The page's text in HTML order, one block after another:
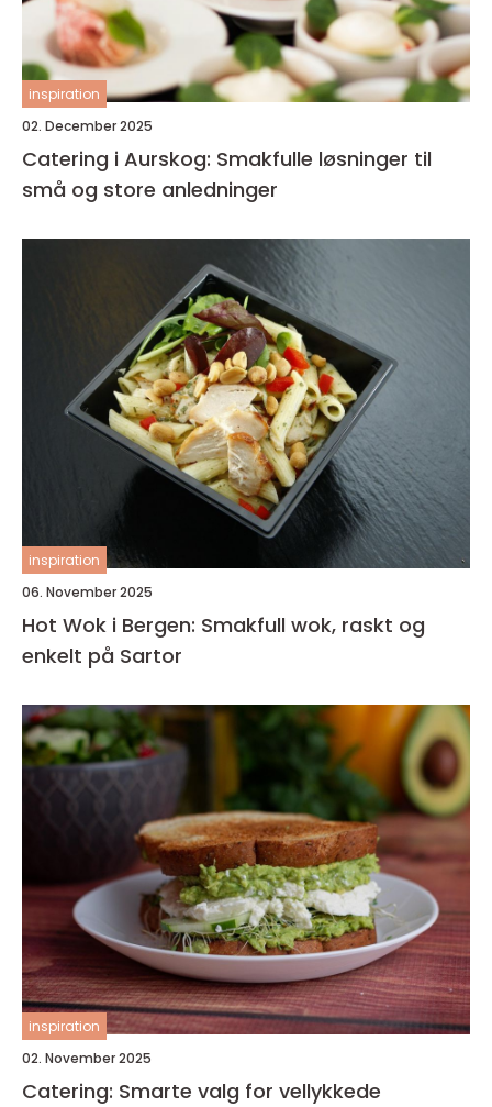
inspiration
02. December 2025
Catering i Aurskog: Smakfulle løsninger til
små og store anledninger
inspiration
06. November 2025
Hot Wok i Bergen: Smakfull wok, raskt og
enkelt på Sartor
inspiration
02. November 2025
Catering: Smarte valg for vellykkede